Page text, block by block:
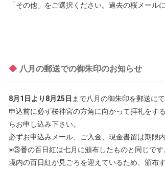
「その他」をご選択ください。過去の桜メール
◆ 八月の郵送での御朱印のお知らせ
8月1日より8月25日 まで八月の御朱印を郵送に
申込前に必ず桜神宮の方角に向かって拝礼をす
らお申し込み下さい。
必ずお申込みメール、ご入金、現金書留は期限
※③番の百日紅は七月に頒布したものと同じです
境内の百日紅が見ごろを迎えているため、頒布